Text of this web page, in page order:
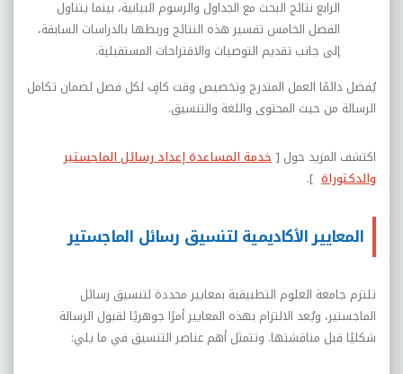
الرابع نتائج البحث مع الجداول والرسوم البيانية، بينما يتناول
الفصل الخامس تفسير هذه النتائج وربطها بالدراسات السابقة،
إلى جانب تقديم التوصيات والاقتراحات المستقبلية.
يُفضل دائمًا العمل المتدرج وتخصيص وقت كافٍ لكل فصل لضمان تكامل
الرسالة من حيث المحتوى واللغة والتنسيق.
اكتشف المزيد حول [ خدمة المساعدة إعداد رسائل الماجستير
والدكتوراة ]
.
المعايير الأكاديمية لتنسيق رسائل الماجستير
تلتزم جامعة العلوم التطبيقية بمعايير محددة لتنسيق رسائل
الماجستير، ويُعد الالتزام بهذه المعايير أمرًا جوهريًا لقبول الرسالة
شكليًا قبل مناقشتها. وتتمثل أهم عناصر التنسيق في ما يلي: